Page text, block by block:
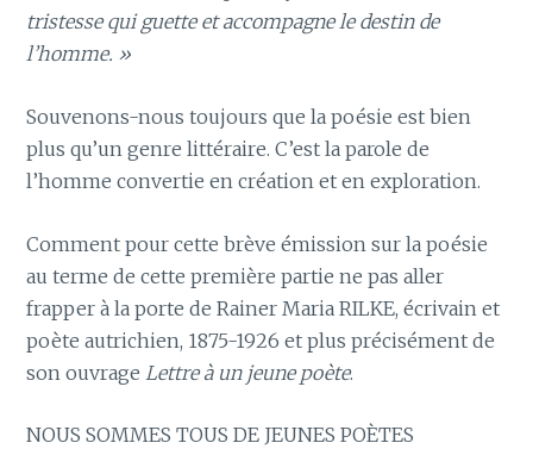
tristesse qui guette et accompagne le destin de
l’homme. »
Souvenons-nous toujours que la poésie est bien
plus qu’un genre littéraire. C’est la parole de
l’homme convertie en création et en exploration.
Comment pour cette brève émission sur la poésie
au terme de cette première partie ne pas aller
frapper à la porte de Rainer Maria RILKE, écrivain et
poète autrichien, 1875-1926 et plus précisément de
son ouvrage Lettre à un jeune poète.
NOUS SOMMES TOUS DE JEUNES POÈTES